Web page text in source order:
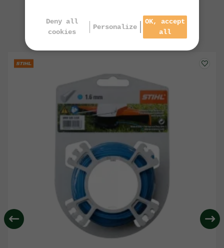
Deny all
cookies
Personalize
OK, accept
all